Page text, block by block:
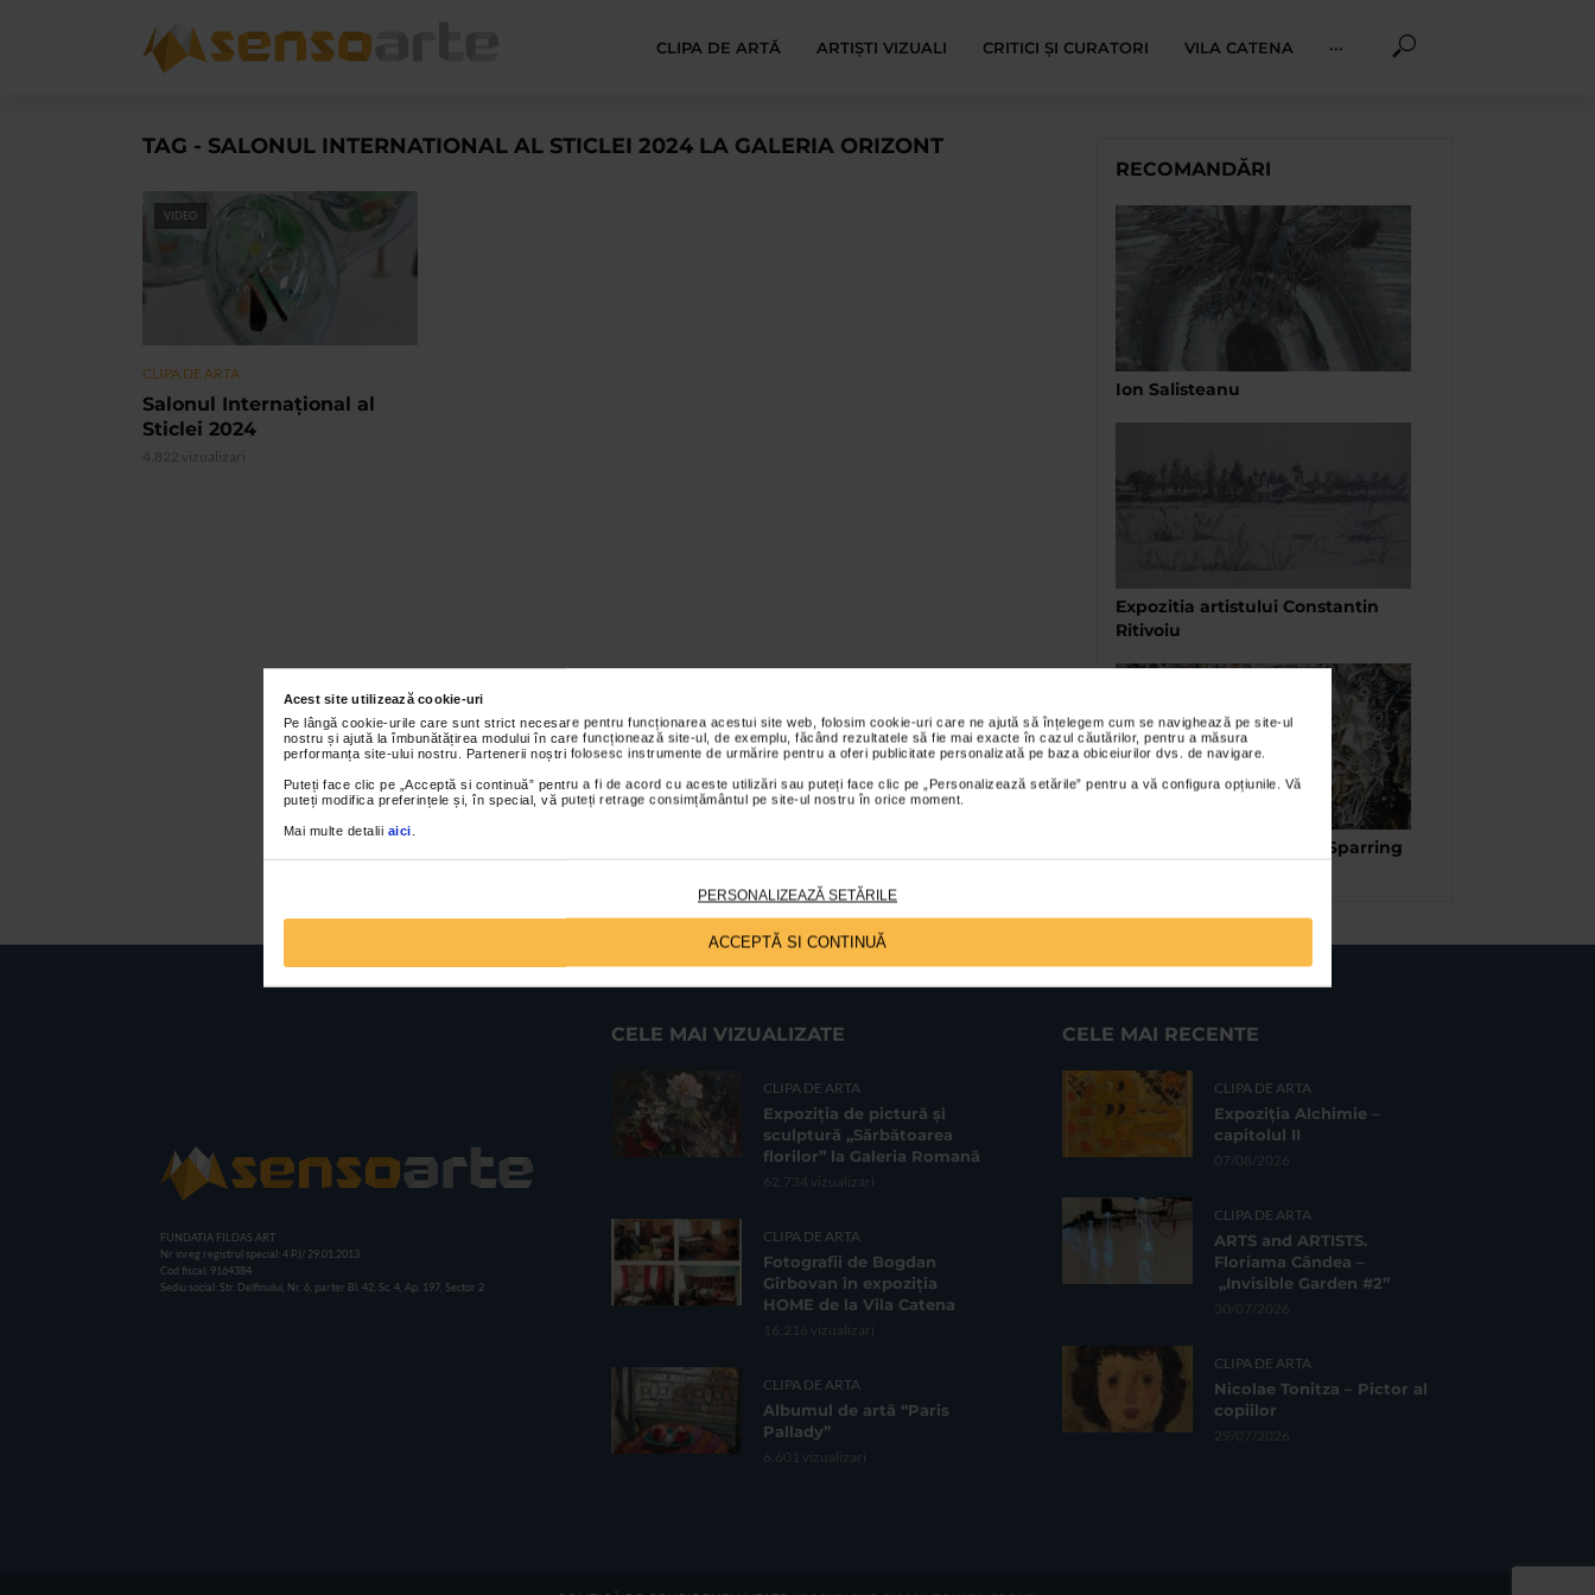
Acest site utilizează cookie-uri
Pe lângă cookie-urile care sunt strict necesare pentru funcționarea acestui site web, folosim cookie-uri care ne ajută să înțelegem cum se navighează pe site-ul
nostru și ajută la îmbunătățirea modului în care funcționează site-ul, de exemplu, făcând rezultatele să fie mai exacte în cazul căutărilor, pentru a măsura
performanța site-ului nostru. Partenerii noștri folosesc instrumente de urmărire pentru a oferi publicitate personalizată pe baza obiceiurilor dvs. de navigare.
Puteți face clic pe „Acceptă si continuă” pentru a fi de acord cu aceste utilizări sau puteți face clic pe „Personalizează setările” pentru a vă configura opțiunile. Vă
puteți modifica preferințele și, în special, vă puteți retrage consimțământul pe site-ul nostru în orice moment.
Mai multe detalii aici
PERSONALIZEAZĂ SETĂRILE
ACCEPTĂ SI CONTINUĂ
CLIPA DE ARTĂ ARTIȘTI VIZUALI CRITICI ȘI CURATORI VILA CATENA ···
TAG - SALONUL INTERNATIONAL AL STICLEI 2024 LA GALERIA ORIZONT
VIDEO
CLIPA DE ARTA
Salonul Internaţional al
Sticlei 2024
4.822 vizualizari
RECOMANDĂRI
Ion Salisteanu
Expozitia artistului Constantin
Ritivoiu
Cristian Sida – expozitia Sparring
FUNDATIA FILDAS ART
Nr inreg registrul special: 4 PJ/ 29.01.2013
Cod fiscal: 9164384
Sediu social: Str. Delfinului, Nr. 6, parter Bl. 42, Sc. 4, Ap. 197, Sector 2
CELE MAI VIZUALIZATE
CLIPA DE ARTA
Expoziția de pictură și
sculptură „Sărbătoarea
florilor” la Galeria Romană
62.734 vizualizari
CLIPA DE ARTA
Fotografii de Bogdan
Gîrbovan în expoziția
HOME de la Vila Catena
16.216 vizualizari
CLIPA DE ARTA
Albumul de artă “Paris
Pallady”
6.601 vizualizari
CELE MAI RECENTE
CLIPA DE ARTA
Expoziția Alchimie –
capitolul II
07/08/2026
CLIPA DE ARTA
ARTS and ARTISTS.
Floriama Cândea –
„Invisible Garden #2”
30/07/2026
CLIPA DE ARTA
Nicolae Tonitza – Pictor al
copiilor
29/07/2026